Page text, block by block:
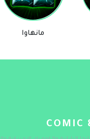
مانهاوا
COMIC